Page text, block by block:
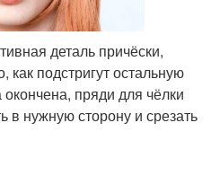
деталь причёски,
как подстригут остальную
пряди для чёлки
в нужную сторону и срезать